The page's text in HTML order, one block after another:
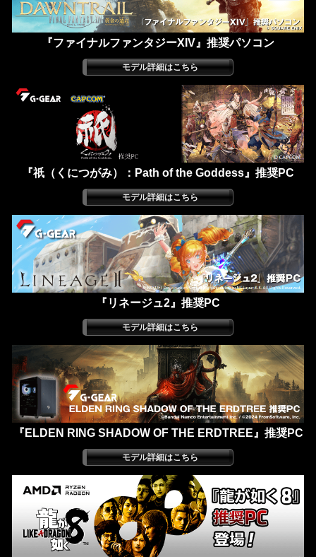
『ファイナルファンタジーXIV』推奨パソコン
『祇（くにつがみ）：Path of the Goddess』推奨PC
『リネージュ2』推奨PC
『ELDEN RING SHADOW OF THE ERDTREE』推奨PC